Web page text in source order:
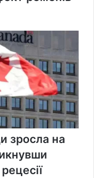
зросла на